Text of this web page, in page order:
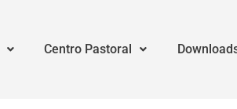
Centro Pastoral